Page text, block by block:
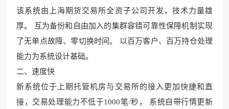
该系统由上海期货交易所全资子公司开发，技术力量雄
厚。 互为备份和自由加入的集群容错可靠性保障机制实现
了无单点故障、零切换时间。 以百万客户、百万持仓处理
能力为系统设计基础。
二、速度快
新系统位于上期托管机房与交易所的接入更加快捷和直
接，交易处理能力不低于1000笔/秒， 系统自带行情更新